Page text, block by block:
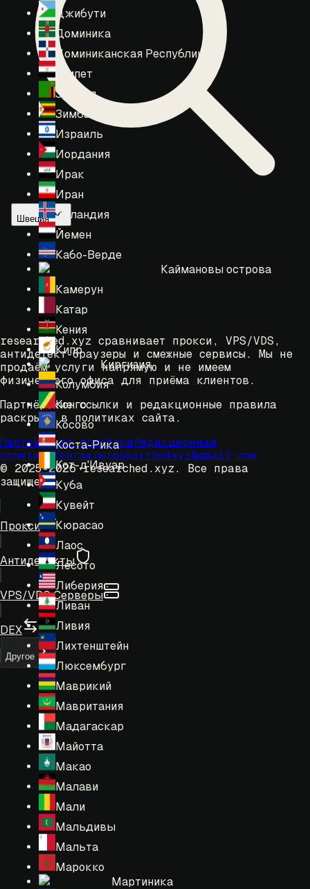
Джибути
Доминика
Доминиканская Республика
Египет
Замбия
Зимбабве
Израиль
Иордания
Ирак
Иран
Исландия
Йемен
Кабо-Верде
Каймановы острова
Камерун
Катар
Кения
Кипр
Киргизия
Колумбия
Конго
Косово
Коста-Рика
Кот-д'Ивуар
Куба
Кувейт
Кюрасао
Лаос
Лесото
Либерия
Ливан
Ливия
Лихтенштейн
Люксембург
Маврикий
Мавритания
Мадагаскар
Майотта
Макао
Малави
Мали
Мальдивы
Мальта
Марокко
Мартиника
Швеция
researched.xyz сравнивает прокси, VPS/VDS,
антидетект-браузеры и смежные сервисы. Мы не
продаём услуги напрямую и не имеем
физического офиса для приёма клиентов.
Партнёрские ссылки и редакционные правила
раскрыты в политиках сайта.
Партнёрская политикаРедакционная
политикаКонтактыresearchedxyz@gmail.com
© 2025-2026 researched.xyz. Все права
защищены.
Прокси
Антидетекты
VPS/VDS Серверы
DEX
Другое